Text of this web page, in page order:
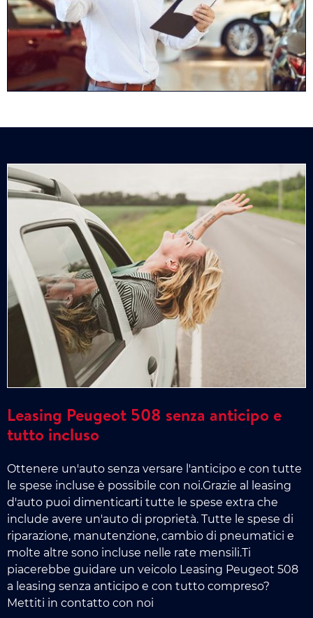
Leasing Peugeot 508 senza anticipo e
tutto incluso
Ottenere un'auto senza versare l'anticipo e con tutte
le spese incluse è possibile con noi.Grazie al leasing
d'auto puoi dimenticarti tutte le spese extra che
include avere un'auto di proprietà. Tutte le spese di
riparazione, manutenzione, cambio di pneumatici e
molte altre sono incluse nelle rate mensili.Ti
piacerebbe guidare un veicolo Leasing Peugeot 508
a leasing senza anticipo e con tutto compreso?
Mettiti in contatto con noi